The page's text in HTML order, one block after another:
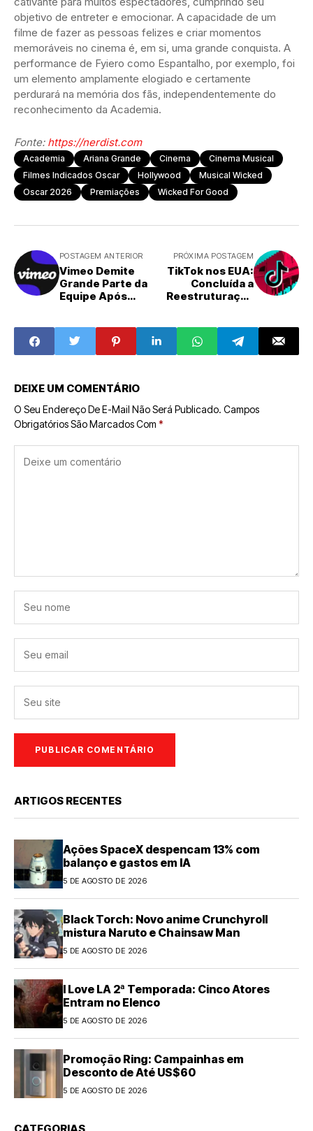
objetivo de entreter e emocionar. A capacidade de um
filme de fazer as pessoas felizes e criar momentos
memoráveis no cinema é, em si, uma grande conquista. A
performance de Fyiero como Espantalho, por exemplo, foi
um elemento amplamente elogiado e certamente
perdurará na memória dos fãs, independentemente do
reconhecimento da Academia.
Fonte: https://nerdist.com
Academia Ariana Grande Cinema
Cinema Musical
Filmes Indicados Oscar
Hollywood
Musical Wicked
Oscar 2026
Premiações Wicked For Good
POSTAGEM ANTERIOR
Vimeo Demite
Grande Parte da
Equipe Após
Bending Spoons
PRÓXIMA POSTAGEM
TikTok nos EUA:
Concluída a
Reestruturação
Histórico
DEIXE UM COMENTÁRIO
O Seu Endereço De E-Mail Não Será Publicado. Campos
Obrigatórios São Marcados Com *
ARTIGOS RECENTES
Ações SpaceX despencam 13% com
balanço e gastos em IA
5 DE AGOSTO DE 2026
Black Torch: Novo anime Crunchyroll
mistura Naruto e Chainsaw Man
5 DE AGOSTO DE 2026
I Love LA 2ª Temporada: Cinco Atores
Entram no Elenco
5 DE AGOSTO DE 2026
Promoção Ring: Campainhas em
Desconto de Até US$60
5 DE AGOSTO DE 2026